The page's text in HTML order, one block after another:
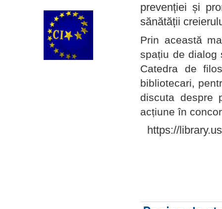
prevenției și
sănătății
Prin această
spațiu de dialog
Catedra de
bibliotecari,
discuta despre
acțiune în
https://